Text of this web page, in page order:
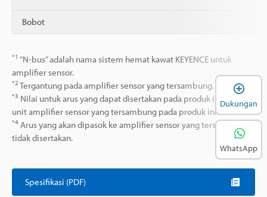
Bobot
*1 “N-bus” adalah nama sistem hemat kawat KEYENCE untuk
amplifier sensor.
*2 Tergantung pada amplifier sensor yang tersambung.
*3 Nilai untuk arus yang dapat disertakan pada produk ini atau
unit amplifier sensor yang tersambung pada produk ini.
*4 Arus yang akan dipasok ke amplifier sensor yang tersambung
tidak disertakan.
Spesifikasi (PDF)
Dukungan
WhatsApp